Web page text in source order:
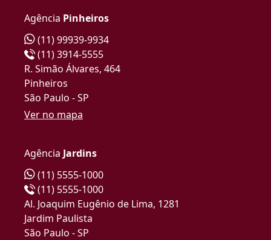
Agência Pinheiros
(11) 99939-9934
(11) 3914-5555
R. Simão Álvares, 464
Pinheiros
São Paulo - SP
Ver no mapa
Agência Jardins
(11) 5555-1000
(11) 5555-1000
Al. Joaquim Eugênio de Lima, 1281
Jardim Paulista
São Paulo - SP